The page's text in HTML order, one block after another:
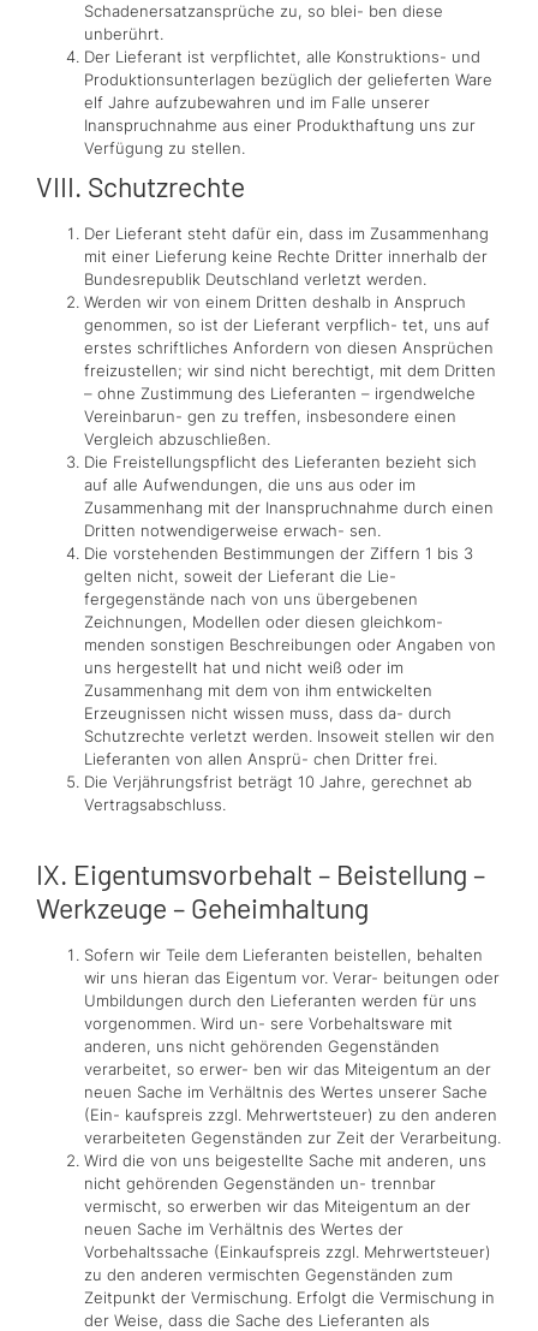
Schadenersatzansprüche zu, so blei- ben diese
unberührt.
Der Lieferant ist verpflichtet, alle Konstruktions- und
Produktionsunterlagen bezüglich der gelieferten Ware
elf Jahre aufzubewahren und im Falle unserer
Inanspruchnahme aus einer Produkthaftung uns zur
Verfügung zu stellen.
VIII. Schutzrechte
Der Lieferant steht dafür ein, dass im Zusammenhang
mit einer Lieferung keine Rechte Dritter innerhalb der
Bundesrepublik Deutschland verletzt werden.
Werden wir von einem Dritten deshalb in Anspruch
genommen, so ist der Lieferant verpflich- tet, uns auf
erstes schriftliches Anfordern von diesen Ansprüchen
freizustellen; wir sind nicht berechtigt, mit dem Dritten
– ohne Zustimmung des Lieferanten – irgendwelche
Vereinbarun- gen zu treffen, insbesondere einen
Vergleich abzuschließen.
Die Freistellungspflicht des Lieferanten bezieht sich
auf alle Aufwendungen, die uns aus oder im
Zusammenhang mit der Inanspruchnahme durch einen
Dritten notwendigerweise erwach- sen.
Die vorstehenden Bestimmungen der Ziffern 1 bis 3
gelten nicht, soweit der Lieferant die Lie-
fergegenstände nach von uns übergebenen
Zeichnungen, Modellen oder diesen gleichkom-
menden sonstigen Beschreibungen oder Angaben von
uns hergestellt hat und nicht weiß oder im
Zusammenhang mit dem von ihm entwickelten
Erzeugnissen nicht wissen muss, dass da- durch
Schutzrechte verletzt werden. Insoweit stellen wir den
Lieferanten von allen Ansprü- chen Dritter frei.
Die Verjährungsfrist beträgt 10 Jahre, gerechnet ab
Vertragsabschluss.
IX. Eigentumsvorbehalt – Beistellung –
Werkzeuge – Geheimhaltung
Sofern wir Teile dem Lieferanten beistellen, behalten
wir uns hieran das Eigentum vor. Verar- beitungen oder
Umbildungen durch den Lieferanten werden für uns
vorgenommen. Wird un- sere Vorbehaltsware mit
anderen, uns nicht gehörenden Gegenständen
verarbeitet, so erwer- ben wir das Miteigentum an der
neuen Sache im Verhältnis des Wertes unserer Sache
(Ein- kaufspreis zzgl. Mehrwertsteuer) zu den anderen
verarbeiteten Gegenständen zur Zeit der Verarbeitung.
Wird die von uns beigestellte Sache mit anderen, uns
nicht gehörenden Gegenständen un- trennbar
vermischt, so erwerben wir das Miteigentum an der
neuen Sache im Verhältnis des Wertes der
Vorbehaltssache (Einkaufspreis zzgl. Mehrwertsteuer)
zu den anderen vermischten Gegenständen zum
Zeitpunkt der Vermischung. Erfolgt die Vermischung in
der Weise, dass die Sache des Lieferanten als